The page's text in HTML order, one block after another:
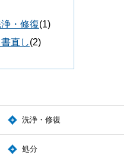
・修復(1)
直し(2)
洗浄・修復
処分